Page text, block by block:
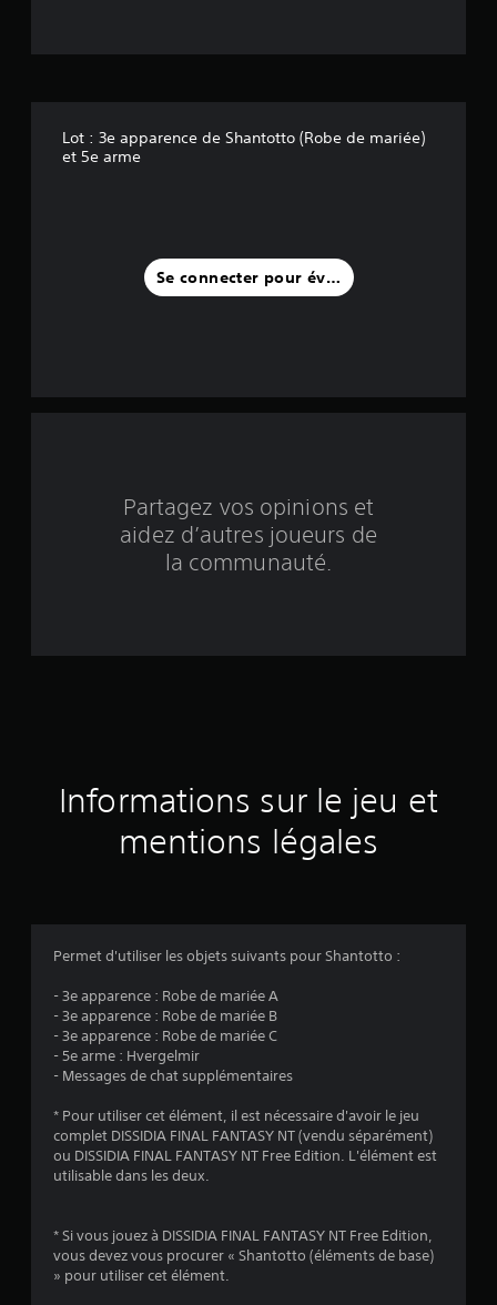
s
u
b
u
v
u
n
Lot : 3e apparence de Shantotto (Robe de mariée)
et 5e arme
Se connecter pour évaluer
Partagez vos opinions et
aidez d’autres joueurs de
la communauté.
Informations sur le jeu et
mentions légales
Permet d'utiliser les objets suivants pour Shantotto :
- 3e apparence : Robe de mariée A
- 3e apparence : Robe de mariée B
- 3e apparence : Robe de mariée C
- 5e arme : Hvergelmir
- Messages de chat supplémentaires
* Pour utiliser cet élément, il est nécessaire d'avoir le jeu
complet DISSIDIA FINAL FANTASY NT (vendu séparément)
ou DISSIDIA FINAL FANTASY NT Free Edition. L'élément est
utilisable dans les deux.
* Si vous jouez à DISSIDIA FINAL FANTASY NT Free Edition,
vous devez vous procurer « Shantotto (éléments de base)
» pour utiliser cet élément.